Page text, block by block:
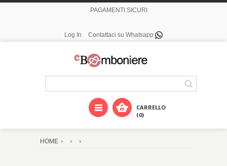
PAGAMENTI SICURI
Log In Contattaci su Whatsapp
CARRELLO
(0)
HOME